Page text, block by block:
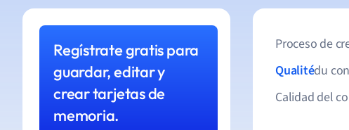
Regístrate gratis para
guardar, editar y
crear tarjetas de
memoria.
Proceso de
Qualitédu
Calidad del